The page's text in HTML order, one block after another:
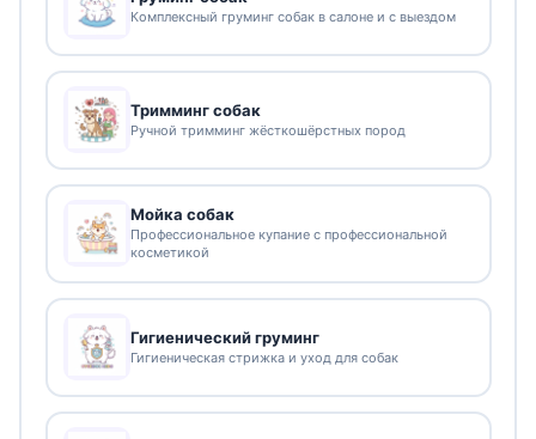
Комплексный груминг собак в салоне и с выездом
Тримминг собак
Ручной тримминг жёсткошёрстных пород
Мойка собак
Профессиональное купание с профессиональной
косметикой
Гигиенический груминг
Гигиеническая стрижка и уход для собак